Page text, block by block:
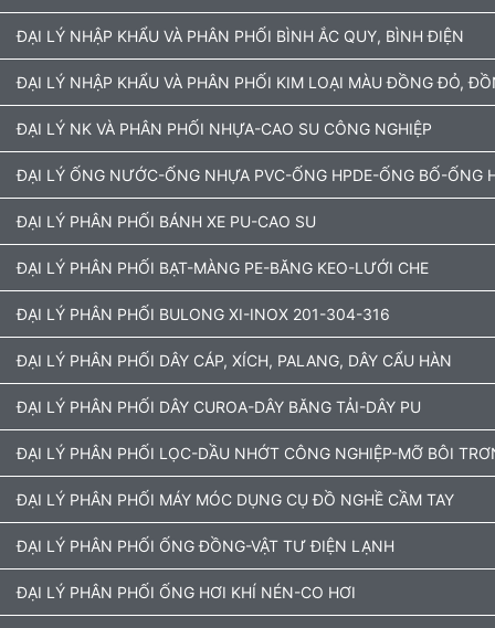
ĐẠI LÝ NHẬP KHẨU VÀ PHÂN PHỐI BÌNH ẮC QUY, BÌNH ĐIỆN
ĐẠI LÝ NHẬP KHẨU VÀ PHÂN PHỐI KIM LOẠI MÀU ĐỒNG ĐỎ,
ĐẠI LÝ NK VÀ PHÂN PHỐI NHỰA-CAO SU CÔNG NGHIỆP
ĐẠI LÝ ỐNG NƯỚC-ỐNG NHỰA PVC-ỐNG HPDE-ỐNG BỐ-ỐNG
ĐẠI LÝ PHÂN PHỐI BÁNH XE PU-CAO SU
ĐẠI LÝ PHÂN PHỐI BẠT-MÀNG PE-BĂNG KEO-LƯỚI CHE
ĐẠI LÝ PHÂN PHỐI BULONG XI-INOX 201-304-316
ĐẠI LÝ PHÂN PHỐI DÂY CÁP, XÍCH, PALANG, DÂY CẨU HÀN
ĐẠI LÝ PHÂN PHỐI DÂY CUROA-DÂY BĂNG TẢI-DÂY PU
ĐẠI LÝ PHÂN PHỐI LỌC-DẦU NHỚT CÔNG NGHIỆP-MỠ BÔI
ĐẠI LÝ PHÂN PHỐI MÁY MÓC DỤNG CỤ ĐỒ NGHỀ CẦM TAY
ĐẠI LÝ PHÂN PHỐI ỐNG ĐỒNG-VẬT TƯ ĐIỆN LẠNH
ĐẠI LÝ PHÂN PHỐI ỐNG HƠI KHÍ NÉN-CO HƠI